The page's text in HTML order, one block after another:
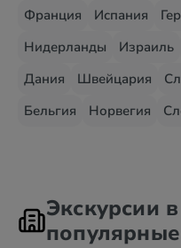
Франция
Испания
Нидерланды
Израиль
Дания
Швейцария
Бельгия
Норвегия
Экскурсии